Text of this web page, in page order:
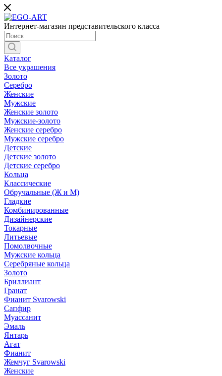
Интернет-магазин представительского класса
Каталог
Все украшения
Золото
Серебро
Женские
Мужские
Женские золото
Мужские-золото
Женские серебро
Мужские серебро
Детские
Детские золото
Детские серебро
Кольца
Классические
Обручальные (Ж и М)
Гладкие
Комбинированные
Дизайнерские
Токарные
Литьевые
Помолвочные
Мужские кольца
Серебряные кольца
Золото
Бриллиант
Гранат
Фианит Svarowski
Сапфир
Муассанит
Эмаль
Янтарь
Агат
Фианит
Жемчуг Svarowski
Женские